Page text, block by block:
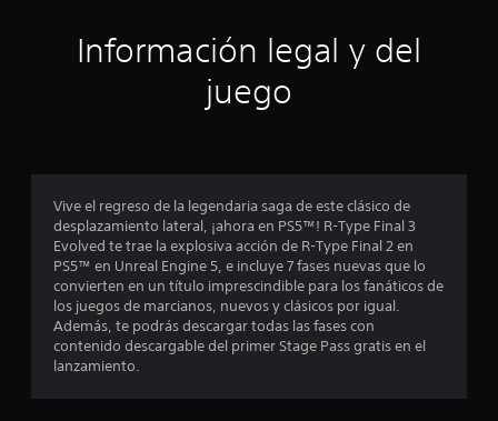
i
o
e
s
r
Información legal y del
juego
Vive el regreso de la legendaria saga de este clásico de
desplazamiento lateral, ¡ahora en PS5™! R-Type Final 3
Evolved te trae la explosiva acción de R-Type Final 2 en
PS5™ en Unreal Engine 5, e incluye 7 fases nuevas que lo
convierten en un título imprescindible para los fanáticos de
los juegos de marcianos, nuevos y clásicos por igual.
Además, te podrás descargar todas las fases con
contenido descargable del primer Stage Pass gratis en el
lanzamiento.